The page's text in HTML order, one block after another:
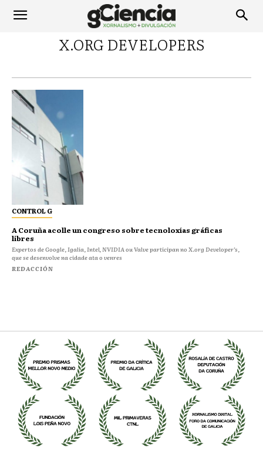
X.ORG DEVELOPERS
CONTROL G
A Coruña acolle un congreso sobre tecnoloxías gráficas
libres
Expertos de Google, Igalia, Intel, NVIDIA ou Valve participan no X.org Developer’s,
que se desenvolve na cidade ata o venres
REDACCIÓN